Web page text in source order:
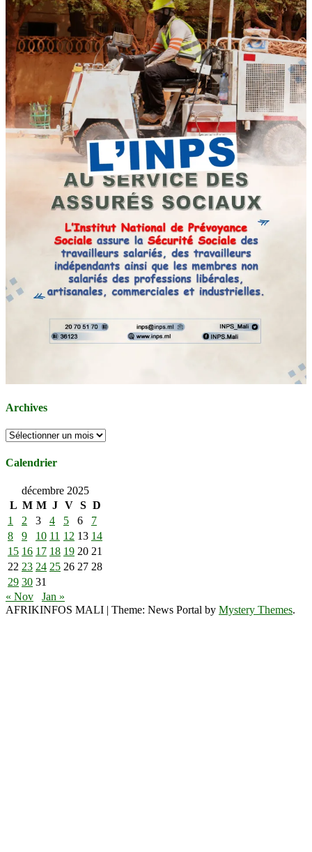
Archives
Archives
Calendrier
décembre 2025
L M M J V S D
1
2 3 4 5 6
7
8
9 10 11 12 13 14
15 16 17 18 19 20 21
22 23 24 25 26 27 28
29 30 31
« Nov
Jan »
AFRIKINFOS MALI | Theme: News Portal by Mystery Themes.